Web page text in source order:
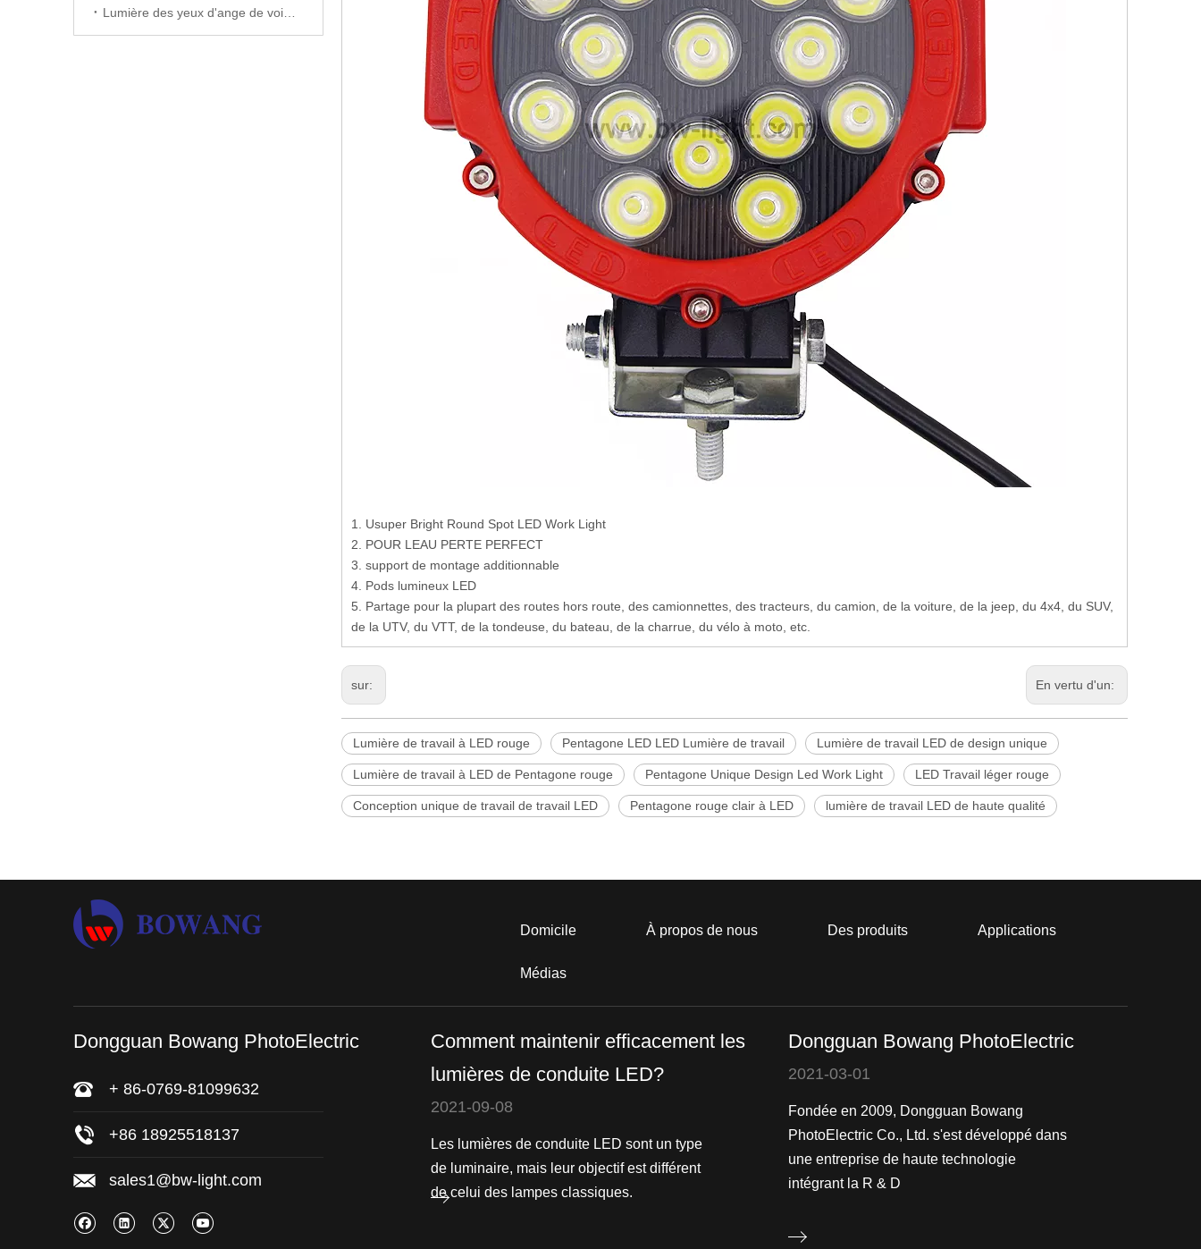
1. Usuper Bright Round Spot LED Work Light
2. POUR LEAU PERTE PERFECT
3. support de montage additionnable
4. Pods lumineux LED
5. Partage pour la plupart des routes hors route, des camionnettes, des tracteurs, du camion, de la voiture, de la jeep, du 4x4, du SUV,
de la UTV, du VTT, de la tondeuse, du bateau, de la charrue, du vélo à moto, etc.
sur: En vertu d'un:
Lumière de travail à LED rouge Pentagone LED LED Lumière de travail Lumière de travail LED de design unique
Lumière de travail à LED de Pentagone rouge Pentagone Unique Design Led Work Light LED Travail léger rouge
Conception unique de travail de travail LED Pentagone rouge clair à LED lumière de travail LED de haute qualité
Domicile À propos de nous Des produits Applications
Médias
Dongguan Bowang PhotoElectric
+ 86-0769-81099632
+86 18925518137
sales1@bw-light.com
Comment maintenir efficacement les
lumières de conduite LED?
2021-09-08
Les lumières de conduite LED sont un type
de luminaire, mais leur objectif est différent
de celui des lampes classiques.
Dongguan Bowang PhotoElectric
2021-03-01
Fondée en 2009, Dongguan Bowang
PhotoElectric Co., Ltd. s'est développé dans
une entreprise de haute technologie
intégrant la R & D